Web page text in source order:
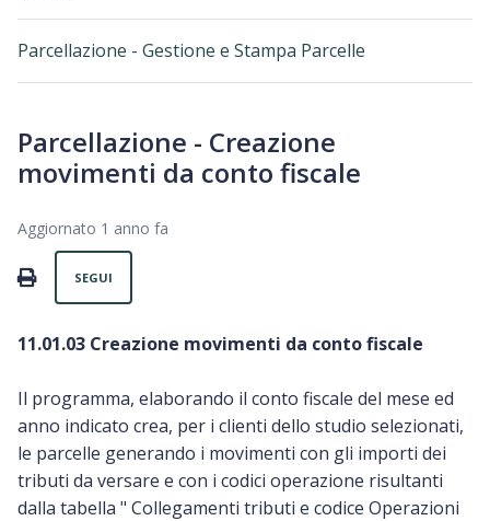
Parcellazione - Gestione e Stampa Parcelle
Parcellazione - Creazione
movimenti da conto fiscale
Aggiornato 1 anno fa
PRINT
SEGUI
11.01.03 Creazione movimenti da conto fiscale
Il programma, elaborando il conto fiscale del mese ed
anno indicato crea, per i clienti dello studio selezionati,
le parcelle generando i movimenti con gli importi dei
tributi da versare e con i codici operazione risultanti
dalla tabella " Collegamenti tributi e codice Operazioni